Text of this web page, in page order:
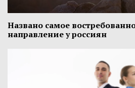
Названо самое
направление у россиян